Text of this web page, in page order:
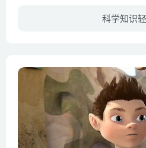
科学知识